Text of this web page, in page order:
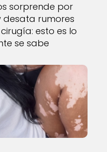
sorprende por
desata rumores
esto es lo
se sabe